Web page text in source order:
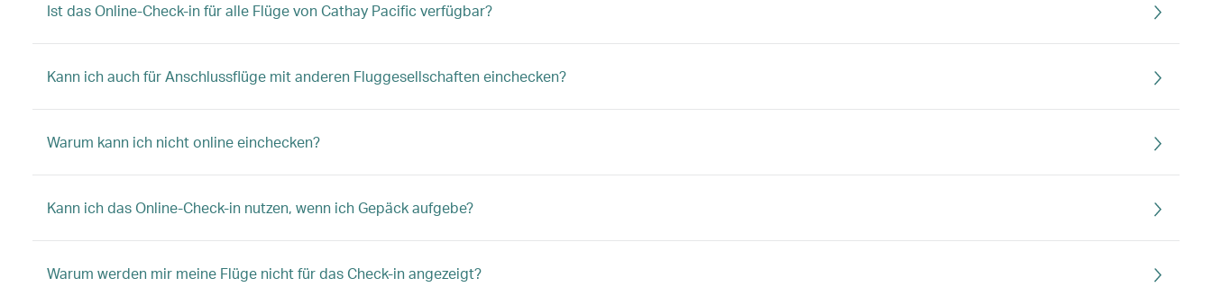
Ist das Online-Check-in für alle Flüge von Cathay Pacific verfügbar?
Kann ich auch für Anschlussflüge mit anderen Fluggesellschaften einchecken?
Warum kann ich nicht online einchecken?
Kann ich das Online-Check-in nutzen, wenn ich Gepäck aufgebe?
Warum werden mir meine Flüge nicht für das Check-in angezeigt?